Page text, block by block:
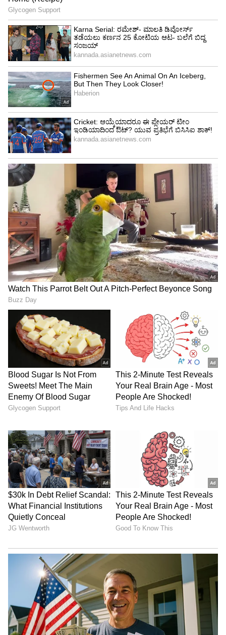
ಸಾಲದ ಬಾಧೆಯಿದ್ದರೆ
ಸಾಲದ ಬಾಧೆಯಿಂದ ತತ್ತರಿಸುತ್ತಿರುವವರು ಈ ಜೀರಿಗೆಯನ್ನು
ತೆಗೆದುಕೊಂಡು, ಏಕಾಂತ ಪ್ರದೇಶಕ್ಕೆ ಹೋಗಿ ಮಣ್ಣಿನಲ್ಲಿ
ಹೂತುಹಾಕುತ್ತಾ, ಸಾಲಗಳು ತೀರಲಿ ಎಂದು
ಬೇಡಿಕೊಳ್ಳಬೇಕಂತೆ. ಇದರಿಂದ ಆರ್ಥಿಕ ಸಮಸ್ಯೆಗಳು
ದೂರಾಗುತ್ತವೆ.
5
7
Image Credit : Others
ಕೆಲಸಗಳು ಪೂರ್ಣಗೊಳ್ಳಬೇಕೆಂದರೆ
ಕೆಲಸಗಳು ಪೂರ್ಣಗೊಳ್ಳಬೇಕೆಂದರೆ
ಒಂದು ಚಮಚ ಜೀರಿಗೆಯನ್ನು ತೆಗೆದುಕೊಂಡು, ಅದನ್ನು ನಿಮ್ಮ
ತಲೆಯ ಮೇಲೆ ಏಳು ಬಾರಿ ಸುತ್ತಿ (ದೃಷ್ಟಿ ತೆಗೆಯುವಂತೆ),
ನಂತರ ಅದನ್ನು ಹರಿಯುವ ನೀರಿನಲ್ಲಿ ಹಾಕುವುದು ತುಂಬಾ
ಒಳ್ಳೆಯದಂತೆ. ಇದರಿಂದ ನಿಮ್ಮ ಮೇಲಿರುವ ನಕಾರಾತ್ಮಕ
ಶಕ್ತಿಯು ದೂರವಾಗುತ್ತದೆ. ಕೆಲಸಗಳು ಪೂರ್ಣಗೊಳ್ಳುತ್ತವೆ.
6
7
Image Credit :Getty
ಹಣದ ಸಮಸ್ಯೆ ಕಡಿಮೆಯಾಗಲು
ಹಣದ ಸಮಸ್ಯೆ ಕಡಿಮೆಯಾಗಲು